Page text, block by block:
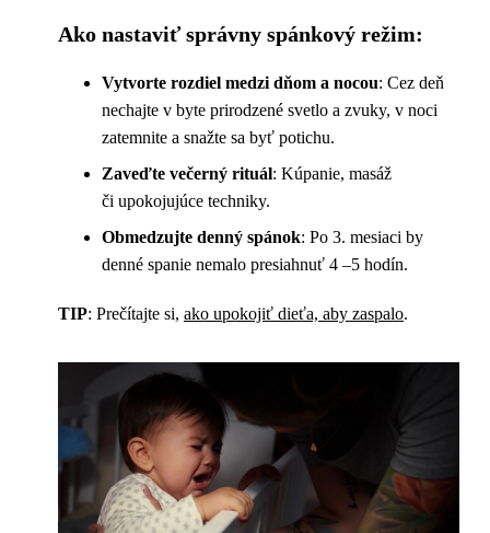
Ako nastaviť správny spánkový režim:
Vytvorte rozdiel medzi dňom a nocou: Cez deň
nechajte v byte prirodzené svetlo a zvuky, v noci
zatemnite a snažte sa byť potichu.
Zaveďte večerný rituál: Kúpanie, masáž
či upokojujúce techniky.
Obmedzujte denný spánok: Po 3. mesiaci by
denné spanie nemalo presiahnuť 4 –5 hodín.
TIP: Prečítajte si, ako upokojiť dieťa, aby zaspalo.